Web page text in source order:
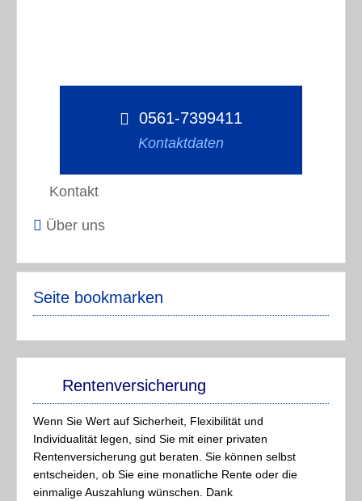
0561-7399411
Kontaktdaten
Kontakt
Über uns
Seite bookmarken
Rentenversicherung
Wenn Sie Wert auf Sicherheit, Flexibilität und
Individualität legen, sind Sie mit einer privaten
Rentenversicherung gut beraten. Sie können selbst
entscheiden, ob Sie eine monatliche Rente oder die
einmalige Auszahlung wünschen. Dank